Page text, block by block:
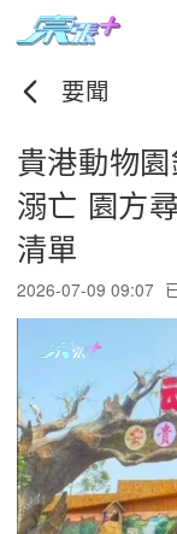
要聞
貴港動物
溺亡 園方
清單
2026-07-09 09:07